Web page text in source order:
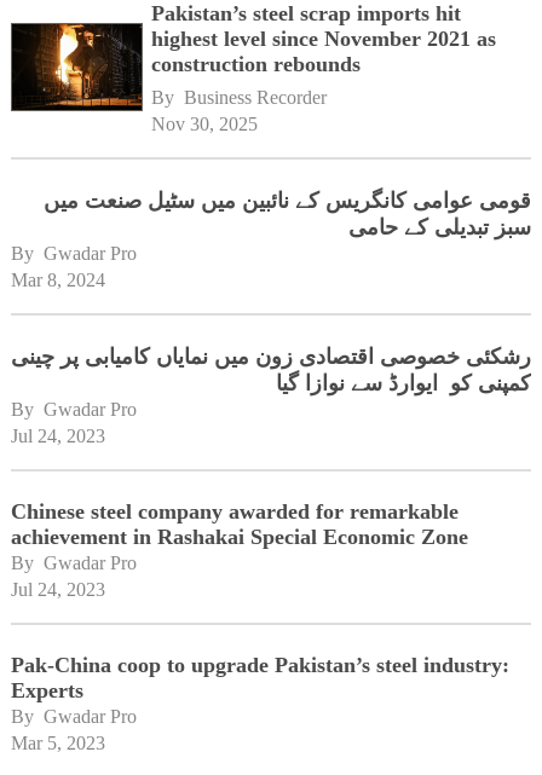
Pakistan’s steel scrap imports hit
highest level since November 2021 as
construction rebounds
By Business Recorder
Nov 30, 2025
قومی عوامی کانگریس کے نائبین میں سٹیل صنعت میں
سبز تبدیلی کے حامی
By Gwadar Pro
Mar 8, 2024
رشکئی خصوصی اقتصادی زون میں نمایاں کامیابی پر چینی
کمپنی کو ایوارڈ سے نوازا گیا
By Gwadar Pro
Jul 24, 2023
Chinese steel company awarded for remarkable
achievement in Rashakai Special Economic Zone
By Gwadar Pro
Jul 24, 2023
Pak-China coop to upgrade Pakistan’s steel industry:
Experts
By Gwadar Pro
Mar 5, 2023